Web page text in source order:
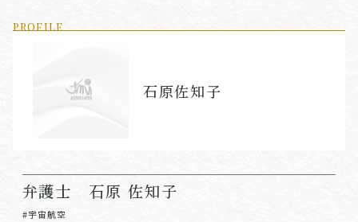
PROFILE
石原佐知子
弁護士 石原 佐知子
#宇宙航空